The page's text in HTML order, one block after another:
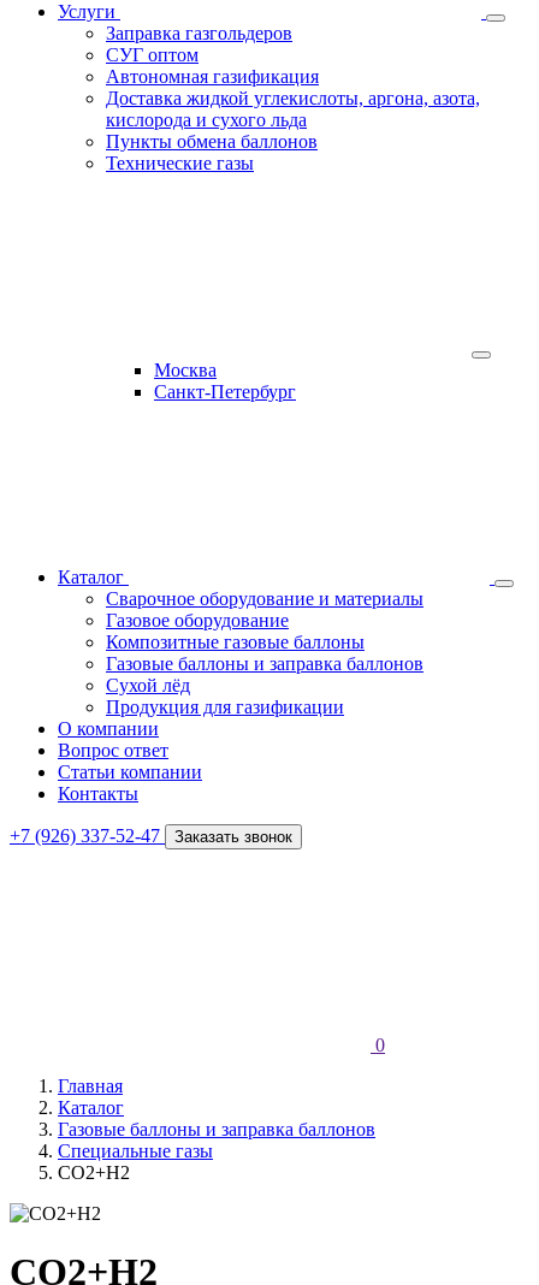
Услуги
Заправка газгольдеров
СУГ оптом
Автономная газификация
Доставка жидкой углекислоты, аргона, азота,
кислорода и сухого льда
Пункты обмена баллонов
Технические газы
Москва
Санкт-Петербург
Каталог
Сварочное оборудование и материалы
Газовое оборудование
Композитные газовые баллоны
Газовые баллоны и заправка баллонов
Сухой лёд
Продукция для газификации
О компании
Вопрос ответ
Статьи компании
Контакты
+7 (926) 337-52-47 Заказать звонок
0
Главная
Каталог
Газовые баллоны и заправка баллонов
Специальные газы
СО2+Н2
СО2+Н2